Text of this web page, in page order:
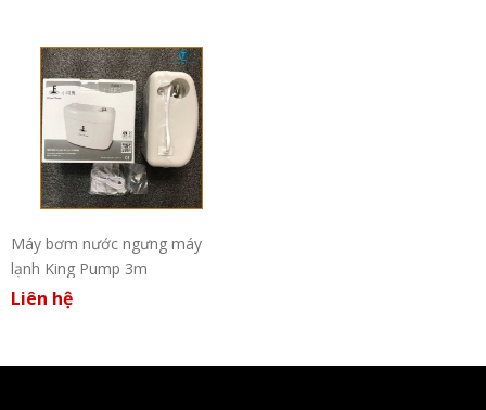
Máy bơm nước ngưng máy
lạnh King Pump 3m
Liên hệ